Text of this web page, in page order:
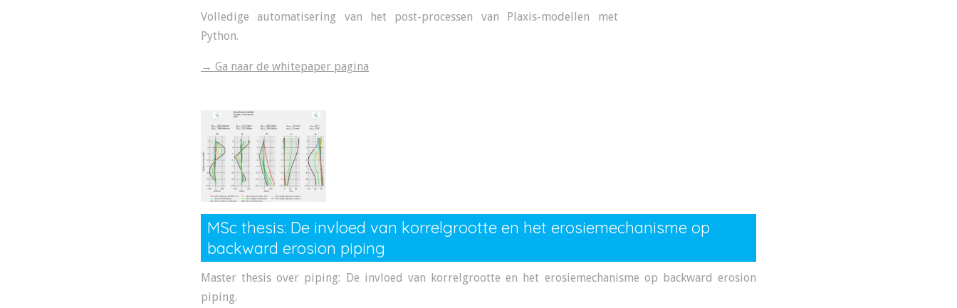
Volledige automatisering van het post-processen van Plaxis-modellen met
Python.
→ Ga naar de whitepaper pagina
MSc thesis: De invloed van korrelgrootte en het erosiemechanisme op
backward erosion piping
Master thesis over piping: De invloed van korrelgrootte en het erosiemechanisme op backward erosion
piping.